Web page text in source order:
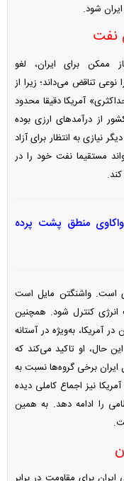
شود.
نفت
ممکن برای ایران، لغو
تناقض می‌داند؛ زیرا از
حداکثری» آمریکا دقیقا محدود
از درآمد‌های ارزی بوده
نیازی به انتظار برای آزاد
مستقیما نفت خود را در
منطق پشت پرده
است. واشنگتن مایل است
کنترل شود. همچنین
آمریکا، به‌ویژه در آستانه
حال، او تاکید می‌کند که
ایران برخی گروه‌ها نسبت به
نیز اجماع کاملی دیده
را ادامه دهد. به همین